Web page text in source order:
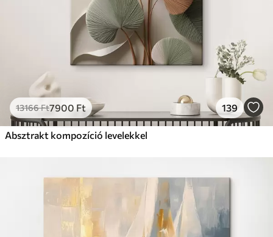
13166Ft7900 Ft 139
Absztrakt kompozíció levelekkel